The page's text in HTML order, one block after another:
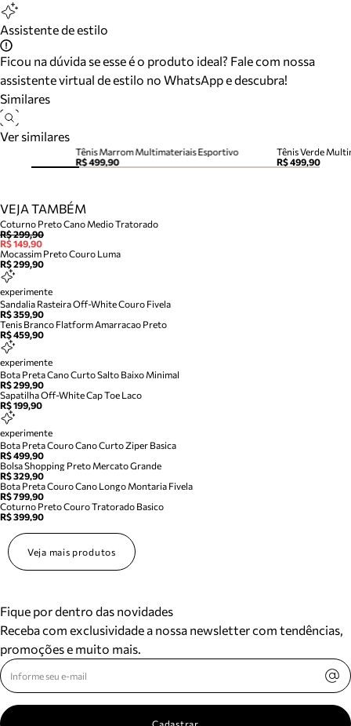
Assistente de estilo
Ficou na dúvida se esse é o produto ideal? Fale com nossa
assistente virtual de estilo no WhatsApp e descubra!
Similares
Ver similares
Tênis Marrom Multimateriais Esportivo
R$ 499,90
Tênis Verde
R$ 499,90
VEJA TAMBÉM
Coturno Preto Cano Medio Tratorado
R$ 299,90
R$ 149,90
Mocassim Preto Couro Luma
R$ 299,90
experimente
Sandalia Rasteira Off-White Couro Fivela
R$ 359,90
Tenis Branco Flatform Amarracao Preto
R$ 459,90
experimente
Bota Preta Cano Curto Salto Baixo Minimal
R$ 299,90
Sapatilha Off-White Cap Toe Laco
R$ 199,90
experimente
Bota Preta Couro Cano Curto Ziper Basica
R$ 499,90
Bolsa Shopping Preto Mercato Grande
R$ 329,90
Bota Preta Couro Cano Longo Montaria Fivela
R$ 799,90
Coturno Preto Couro Tratorado Basico
R$ 399,90
Veja mais produtos
Fique por dentro das novidades
Receba com exclusividade a nossa newsletter com tendências,
promoções e muito mais.
Cadastrar